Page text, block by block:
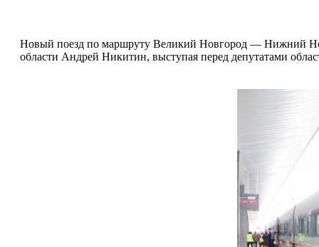
Новый поезд по маршруту Великий Новгород — Нижний
области Андрей Никитин, выступая перед депутатами